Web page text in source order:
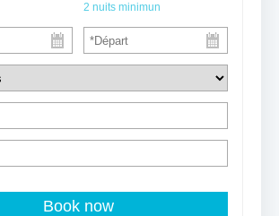
2 nuits minimun
Book now